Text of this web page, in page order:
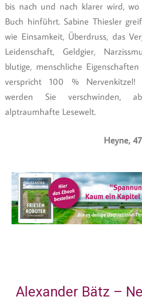
bis nach und nach klarer wird,
Buch hinführt. Sabine Thiesler
wie Einsamkeit, Überdruss, das
Leidenschaft, Geldgier,
blutige, menschliche
verspricht 100 % Nervenkitzel!
werden Sie verschwinden,
alptraumhafte Lesewelt.
Heyne,
Alexander Bätz –